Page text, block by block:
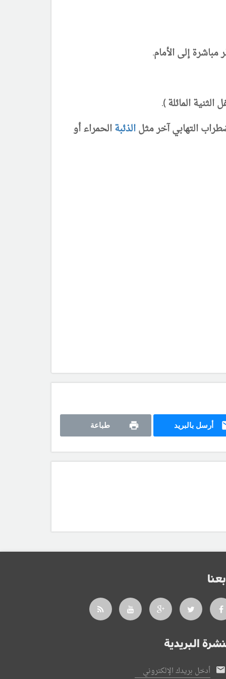
إلى الأمام.
المائلة ).
التهابي آخر مثلالذئبةالحمراء أو
أرسل بالبريد طباعة
البريدية
أدخل بريدك الإلكتروني